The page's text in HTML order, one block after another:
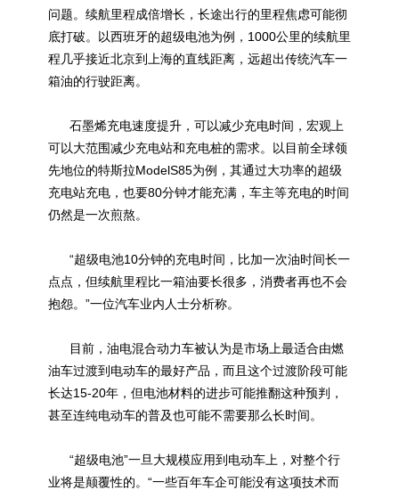
问题。续航里程成倍增长，长途出行的里程焦虑可能彻
底打破。以西班牙的超级电池为例，1000公里的续航里
程几乎接近北京到上海的直线距离，远超出传统汽车一
箱油的行驶距离。
石墨烯充电速度提升，可以减少充电时间，宏观上
可以大范围减少充电站和充电桩的需求。以目前全球领
先地位的特斯拉ModelS85为例，其通过大功率的超级
充电站充电，也要80分钟才能充满，车主等充电的时间
仍然是一次煎熬。
“超级电池10分钟的充电时间，比加一次油时间长一
点点，但续航里程比一箱油要长很多，消费者再也不会
抱怨。”一位汽车业内人士分析称。
目前，油电混合动力车被认为是市场上最适合由燃
油车过渡到电动车的最好产品，而且这个过渡阶段可能
长达15-20年，但电池材料的进步可能推翻这种预判，
甚至连纯电动车的普及也可能不需要那么长时间。
“超级电池”一旦大规模应用到电动车上，对整个行
业将是颠覆性的。“一些百年车企可能没有这项技术而